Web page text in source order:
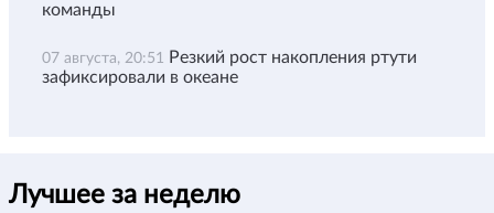
команды
07 августа, 20:51 Резкий рост накопления ртути
зафиксировали в океане
Лучшее за неделю